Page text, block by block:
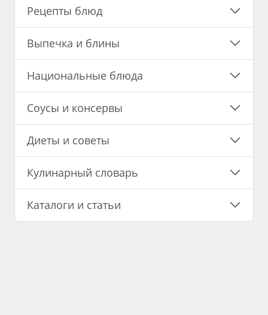
Рецепты блюд
Выпечка и блины
Национальные блюда
Соусы и консервы
Диеты и советы
Кулинарный словарь
Каталоги и статьи